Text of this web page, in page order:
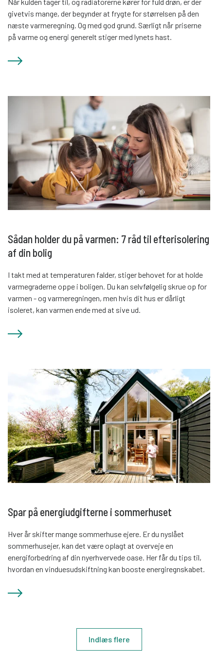
givetvis mange, der begynder at frygte for størrelsen på den
næste varmeregning. Og med god grund. Særligt når priserne
på varme og energi generelt stiger med lynets hast.
Sådan holder du på varmen: 7 råd til efterisolering
af din bolig
I takt med at temperaturen falder, stiger behovet for at holde
varmegraderne oppe i boligen. Du kan selvfølgelig skrue op for
varmen - og varmeregningen, men hvis dit hus er dårligt
isoleret, kan varmen ende med at sive ud.
Spar på energiudgifterne i sommerhuset
Hver år skifter mange sommerhuse ejere. Er du nyslået
sommerhusejer, kan det være oplagt at overveje en
energiforbedring af din nyerhvervede oase. Her får du tips til,
hvordan en vinduesudskiftning kan booste energiregnskabet.
Indlæs flere